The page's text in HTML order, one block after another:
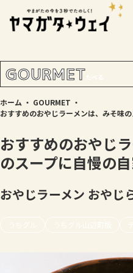
GOURMETたべる
ホーム ・ GOURMET ・
おすすめのおやじ
のスープに自慢の自
おやじラーメン おやじ
うちグル うちグル山辺町版